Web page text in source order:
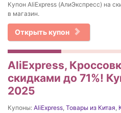
Купон AliExpress (АлиЭкспресс) на
в магазин.
Открыть купон
AliExpress,
скидками до 71%!
2025
Купоны: AliExpress, Товары из Китая,